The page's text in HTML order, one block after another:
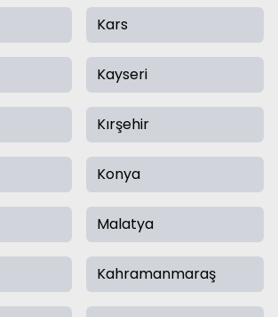
Kars
Kayseri
Kırşehir
Konya
Malatya
Kahramanmaraş